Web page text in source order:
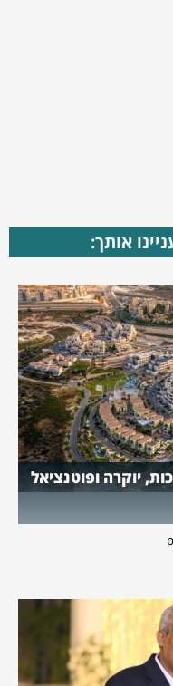
אותך:
יוקרה ופוטנציאל